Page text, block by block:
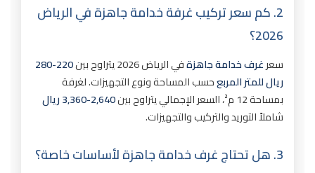
2. كم سعر تركيب غرفة خدامة جاهزة في الرياض
2026؟
سعرغرف خدامة جاهزةفي الرياض 2026 يتراوح بين
220-280
ريال للمتر المربعحسب المساحة ونوع التجهيزات. لغرفة
بمساحة 12 م²، السعر الإجمالي يتراوح بين
2,640-3,360 ريال
شاملاً التوريد والتركيب والتجهيزات.
3. هل تحتاج غرف خدامة جاهزة لأساسات خاصة؟